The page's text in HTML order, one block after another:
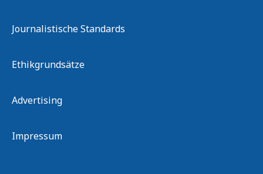
Journalistische Standards
Ethikgrundsätze
Advertising
Impressum